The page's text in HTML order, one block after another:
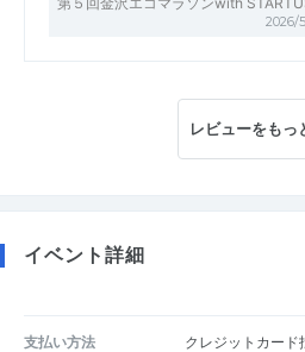
2026/
レビューをもっ
イベント詳細
支払い方法
クレジットカー